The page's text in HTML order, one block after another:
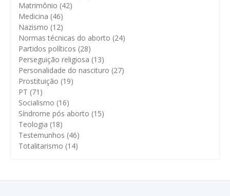
Matrimônio (42)
Medicina (46)
Nazismo (12)
Normas técnicas do aborto (24)
Partidos políticos (28)
Perseguição religiosa (13)
Personalidade do nascituro (27)
Prostituição (19)
PT (71)
Socialismo (16)
Síndrome pós aborto (15)
Teologia (18)
Testemunhos (46)
Totalitarismo (14)